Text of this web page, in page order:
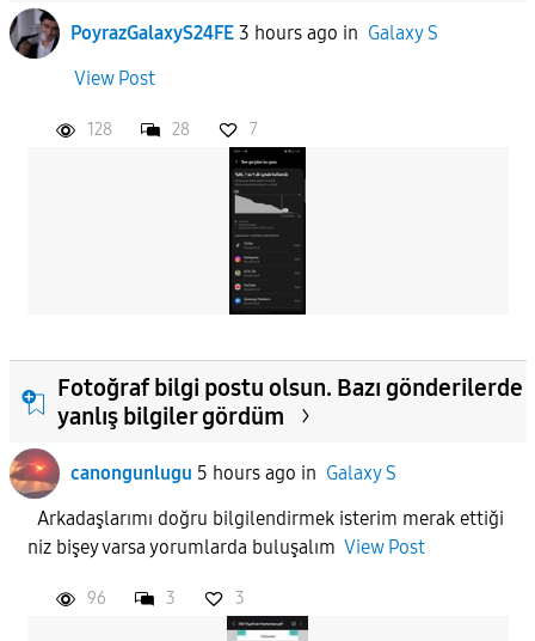
PoyrazGalaxyS24FE 3 hours ago in Galaxy S
View Post
128 28 7
Fotoğraf bilgi postu olsun. Bazı gönderilerde
yanlış bilgiler gördüm
canongunlugu 5 hours ago in Galaxy S
Arkadaşlarımı doğru bilgilendirmek isterim merak ettiği
niz bişey varsa yorumlarda buluşalım View Post
96 3 3